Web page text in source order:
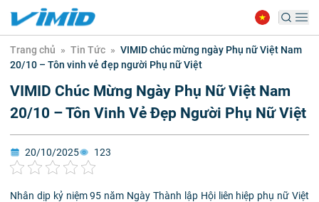
Trang chủ » Tin Tức » VIMID chúc mừng ngày Phụ nữ Việt Nam
20/10 – Tôn vinh vẻ đẹp người Phụ nữ Việt
VIMID Chúc Mừng Ngày Phụ Nữ Việt Nam
20/10 – Tôn Vinh Vẻ Đẹp Người Phụ Nữ Việt
20/10/2025 123
Nhân dịp kỷ niệm 95 năm Ngày Thành lập Hội liên hiệp phụ nữ Việt